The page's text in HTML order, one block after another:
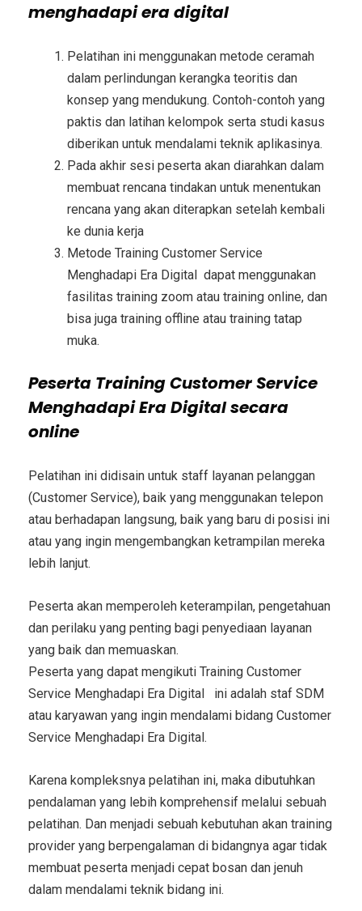
menghadapi era digital
Pelatihan ini menggunakan metode ceramah
dalam perlindungan kerangka teoritis dan
konsep yang mendukung. Contoh-contoh yang
paktis dan latihan kelompok serta studi kasus
diberikan untuk mendalami teknik aplikasinya.
Pada akhir sesi peserta akan diarahkan dalam
membuat rencana tindakan untuk menentukan
rencana yang akan diterapkan setelah kembali
ke dunia kerja
Metode Training Customer Service
Menghadapi Era Digital
dapat menggunakan
fasilitas training zoom atau training online, dan
bisa juga training offline atau training tatap
muka.
Peserta Training Customer Service
Menghadapi Era Digitalsecara
online
Pelatihan ini didisain untuk staff layanan pelanggan
(Customer Service), baik yang menggunakan telepon
atau berhadapan langsung, baik yang baru di posisi ini
atau yang ingin mengembangkan ketrampilan mereka
lebih lanjut.
Peserta akan memperoleh keterampilan, pengetahuan
dan perilaku yang penting bagi penyediaan layanan
yang baik dan memuaskan.
Peserta yang dapat mengikuti Training Customer
Service Menghadapi Era Digital
ini adalah staf SDM
atau karyawan yang ingin mendalami bidang Customer
Service Menghadapi Era Digital .
Karena kompleksnya pelatihan ini, maka dibutuhkan
pendalaman yang lebih komprehensif melalui sebuah
pelatihan. Dan menjadi sebuah kebutuhan akan training
provider yang berpengalaman di bidangnya agar tidak
membuat peserta menjadi cepat bosan dan jenuh
dalam mendalami teknik bidang ini.